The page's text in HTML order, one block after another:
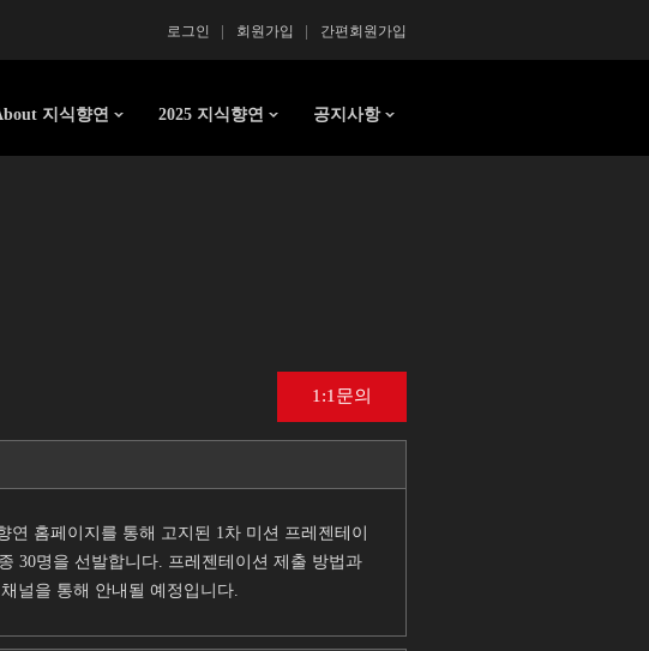
간편회원가입
회원가입
로그인
지식향연 2025 지식향연 공지사항
1:1문의
홈페이지를 통해 고지된 1차 미션 프레젠테이
30명을 선발합니다. 프레젠테이션 제출 방법과
널을 통해 안내될 예정입니다.